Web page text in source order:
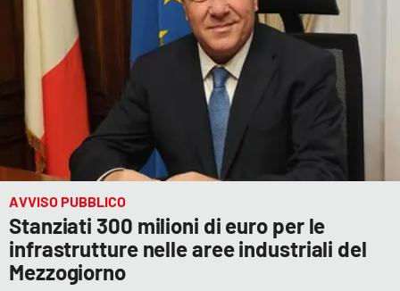
Lactv.it
Laconair.it
Lacitymag.it
Lacapitalenews.it
Ilreggino.it
Cosenzachannel.it
AVVISO PUBBLICO
Stanziati 300 milioni di euro per le
infrastrutture nelle aree industriali del
Mezzogiorno